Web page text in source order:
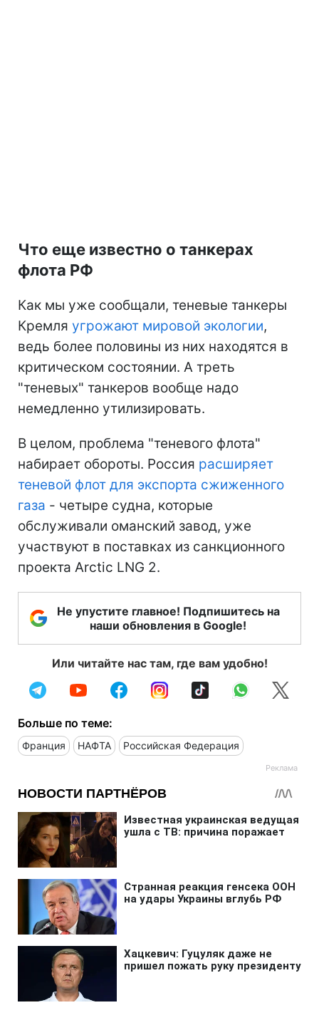
Что еще известно о танкерах
флота РФ
Как мы уже сообщали, теневые танкеры
Кремля угрожают мировой экологии,
ведь более половины из них находятся в
критическом состоянии. А треть
"теневых" танкеров вообще надо
немедленно утилизировать.
В целом, проблема "теневого флота"
набирает обороты. Россия расширяет
теневой флот для экспорта сжиженного
газа - четыре судна, которые
обслуживали оманский завод, уже
участвуют в поставках из санкционного
проекта Arctic LNG 2.
Не упустите главное! Подпишитесь на
наши обновления в Google!
Или читайте нас там, где вам удобно!
Больше по теме:
Франция НАФТА Российская Федерация